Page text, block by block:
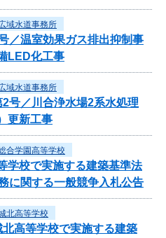
域水道事務所
／温室効果ガス排出抑制事
LED化工事
域水道事務所
2号／川合浄水場2系水処理
更新工事
合学園高等学校
学校で実施する建築基準法
に関する一般競争入札公告
北高等学校
高等学校で実施する建築